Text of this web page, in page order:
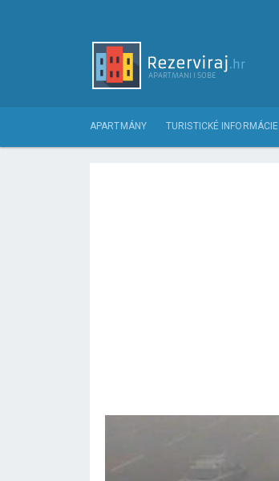
APARTMÁNY TURISTICKÉ INFORMÁCIE